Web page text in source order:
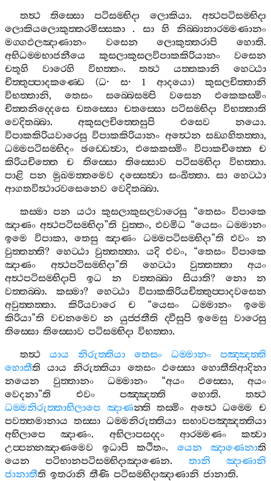
තත්‍ථ තිස‍්සො පටිසම‍්භිදා ලොකියා. අත්‍ථපටිසම‍්භිදා
ලොකියලොකුත‍්තරමිස‍්සකා . සා හි
නිබ‍්බානාරම‍්මණානං
මග‍්ගඵලඤාණානං
වසෙන ලොකුත‍්තරාපි හොති.
අභිධම‍්මභාජනීයෙ
කුසලාකුසලවිපාකකිරියානං
වසෙන
චතූහි
වාරෙහි විභත‍්තං.තත්‍ථ යත‍්තකානි
හෙට‍්ඨා
චිත‍්තුප‍්පාදකණ‍්ඩෙ (ධ· ස· 1ආදයො)කුසලචිත‍්තානි
විභත‍්තානි, තෙසං සබ‍්බෙසම‍්පි වසෙන
එකෙකස‍්මිං
චිත‍්තනිද‍්දෙසෙ චතස‍්සො චතස‍්සො පටිසම‍්භිදා
විභත‍්තාති
වෙදිතබ‍්බා. අකුසලචිත‍්තෙසුපි එසෙව නයො.
විපාකකිරියවාරෙසු විපාකකිරියානං අත්‍ථෙන සඞ‍්ගහිතත‍්තා,
ධම‍්මපටිසම‍්භිදං
ඡඩ‍්ඩෙත්‍වා, එකෙකස‍්මිං විපාකචිත‍්තෙ
ච
කිරියචිත‍්තෙ
ච තිස‍්සො තිස‍්සොව පටිසම‍්භිදා විභත‍්තා.
පාළි පන මුඛමත‍්තමෙව දස‍්සෙත්‍වා සංඛිත‍්තා. සා හෙට‍්ඨා
ආගතවිත්‍ථාරවසෙනෙව වෙදිතබ‍්බා.
කස‍්මා පන යථා කුසලාකුසලවාරෙසු “තෙසං විපාකෙ
ඤාණං අත්‍ථපටිසම‍්භිදා”ති වුත‍්තං,එවමිධ “යෙසං ධම‍්මානං
ඉමෙ
විපාකා,තෙසු ඤාණං ධම‍්මපටිසම‍්භිදා”ති එවං
න
වුත‍්තන‍්ති? හෙට‍්ඨා වුත‍්තත‍්තා. යදි එවං, “තෙසං විපාකෙ
ඤාණං
අත්‍ථපටිසම‍්භිදා”ති හෙට‍්ඨා වුත‍්තත‍්තා
අයං
අත්‍ථපටිසම‍්භිදාපි
ඉධ න වත‍්තබ‍්බා සියාති? නො
න
වත‍්තබ‍්බා. කස‍්මා?හෙට‍්ඨා
විපාකකිරියචිත‍්තුප‍්පාදවසෙන
අවුත‍්තත‍්තා.කිරියවාරෙ ච“යෙසං ධම‍්මානං
ඉමෙ
කිරියා”ති වචනමෙව න යුජ‍්ජතීති ද‍්වීසුපි ඉමෙසු වාරෙසු
තිස‍්සො තිස‍්සොව පටිසම‍්භිදා විභත‍්තා.
තත්‍ථ
යාය නිරුත‍්තියා තෙසං ධම‍්මානං
පඤ‍්ඤත‍්ති
හොතීති යාය නිරුත‍්තියා තෙසං ඵස‍්සො හොතීතිආදිනා
නයෙන
වුත‍්තානං ධම‍්මානං “අයං ඵස‍්සො, අයං
වෙදනා”ති එවං පඤ‍්ඤත‍්ති හොති. තත්‍ථ
ධම‍්මනිරුත‍්තාභිලාපෙ ඤාණන‍්ති තස‍්මිං අත්‍ථෙ ධම‍්මෙ
ච
පවත‍්තමානාය තස‍්සා ධම‍්මනිරුත‍්තියා සභාවපඤ‍්ඤත‍්තියා
අභිලාපෙ
ඤාණං. අභිලාපසද‍්දං ආරම‍්මණං
කත්‍වා
උප‍්පන‍්නඤාණමෙව
ඉධාපි කථිතං. යෙන ඤාණෙනාති
යෙන
පටිභානපටිසම‍්භිදාඤාණෙන. තානි
ඤාණානි
ජානාතීති ඉතරානි තීණි පටිසම‍්භිදාඤාණානි ජානාති.